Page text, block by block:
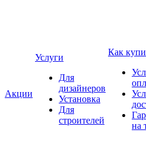
Акции
Услуги
Для
дизайнеров
Установка
Для
строителей
Как
на